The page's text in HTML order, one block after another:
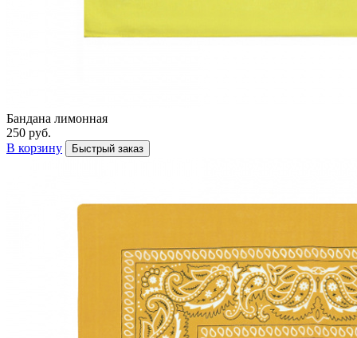
Бандана лимонная
250 руб.
В корзину
Быстрый заказ